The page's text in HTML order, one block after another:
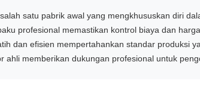
satu pabrik awal yang mengkhususkan diri
profesional memastikan kontrol biaya dan
dan efisien mempertahankan standar produksi
ahli memberikan dukungan profesional untuk